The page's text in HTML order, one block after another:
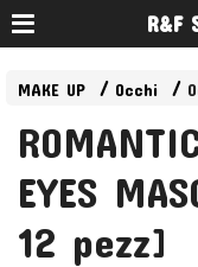
R&F
MAKE UP Occhi
EYES
12 pezz]